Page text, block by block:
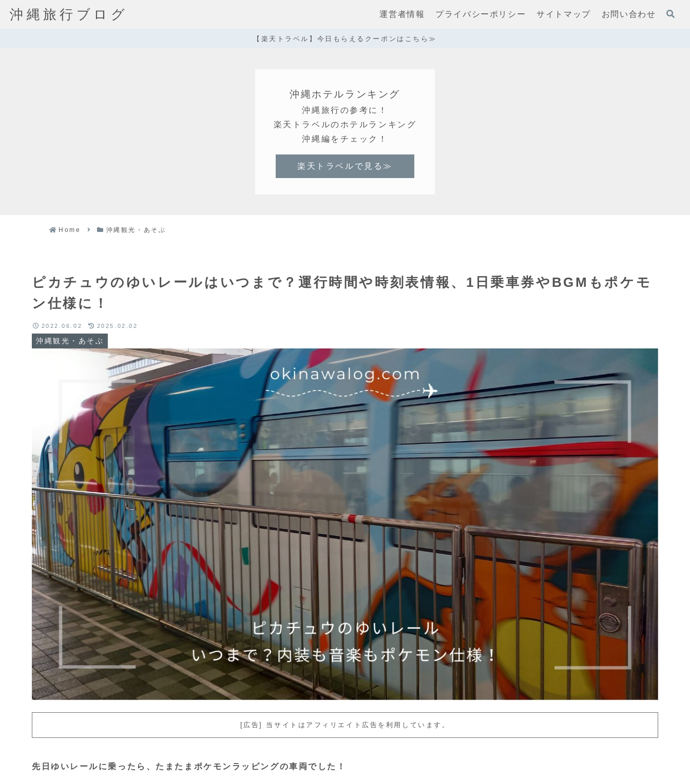
沖縄旅行ブログ 運営者情報 プライバシーポリシー サイトマップ お問い合わせ
【楽天トラベル】今日もらえるクーポンはこちら≫
沖縄ホテルランキング
沖縄旅行の参考に！
楽天トラベルのホテルランキング
沖縄編をチェック！
楽天トラベルで見る≫
Home 沖縄観光・あそぶ
ピカチュウのゆいレールはいつまで？運行時間や時刻表情報、1日乗車券やBGMもポケモ
ン仕様に！
沖縄観光・あそぶ
2022.06.02 2025.02.02
[広告] 当サイトはアフィリエイト広告を利用しています。
先日ゆいレールに乗ったら、たまたまポケモンラッピングの車両でした！